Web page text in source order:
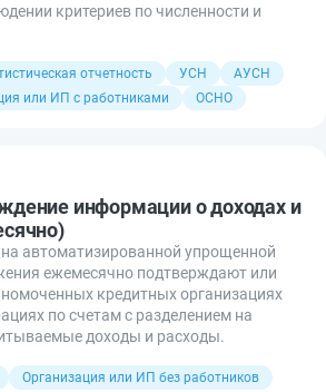
критериев по численности и
отчетность УСН
АУСН
или ИП с работниками ОСНО
информации о доходах и
автоматизированной упрощенной
ежемесячно подтверждают или
кредитных организациях
по счетам с разделением на
доходы и расходы.
Организация или ИП без работников